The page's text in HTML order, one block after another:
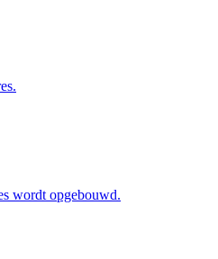
wordt opgebouwd.